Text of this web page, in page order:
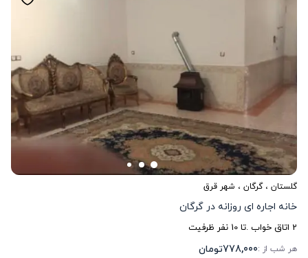
گلستان ،گرگان ، شهر قرق
خانه اجاره ای روزانه در گرگان
2 اتاق خواب .تا10 نفر ظرفیت
هر شب از :778,000تومان